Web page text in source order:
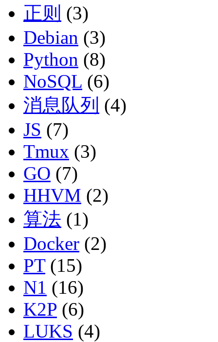
正则 (3)
Debian (3)
Python (8)
NoSQL (6)
消息队列 (4)
JS (7)
Tmux (3)
GO (7)
HHVM (2)
算法 (1)
Docker (2)
PT(15)
N1 (16)
K2P (6)
LUKS (4)